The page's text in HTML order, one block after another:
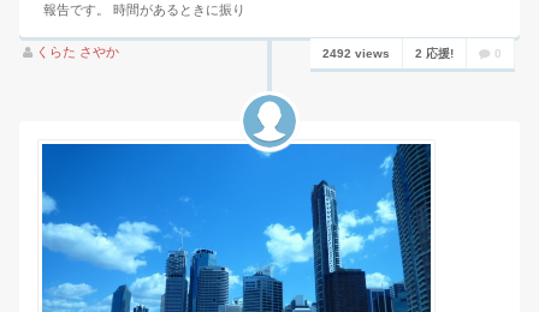
報告です。 時間があるときに振り
くらた さやか 2492 views 2 応援! 0